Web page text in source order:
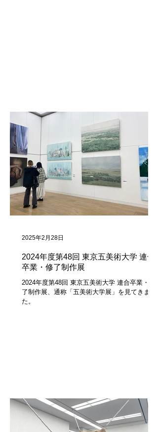
2024年度第48回 東京五美術大学 連合
卒業・修了制作展
2024年度第48回 東京五美術大学 連合卒業・修
了制作展、通称「五美術大学展」を見てきまし
た。
2025年2月28日